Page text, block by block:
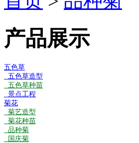
产品展示
五色草
五色草造型
五色草种苗
景点工程
菊花
菊艺造型
菊花种苗
品种菊
国庆菊